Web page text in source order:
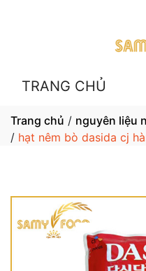
TRANG CHỦ
Trang chủ / nguyên liệu
/ hạt nêm bò dasida cj